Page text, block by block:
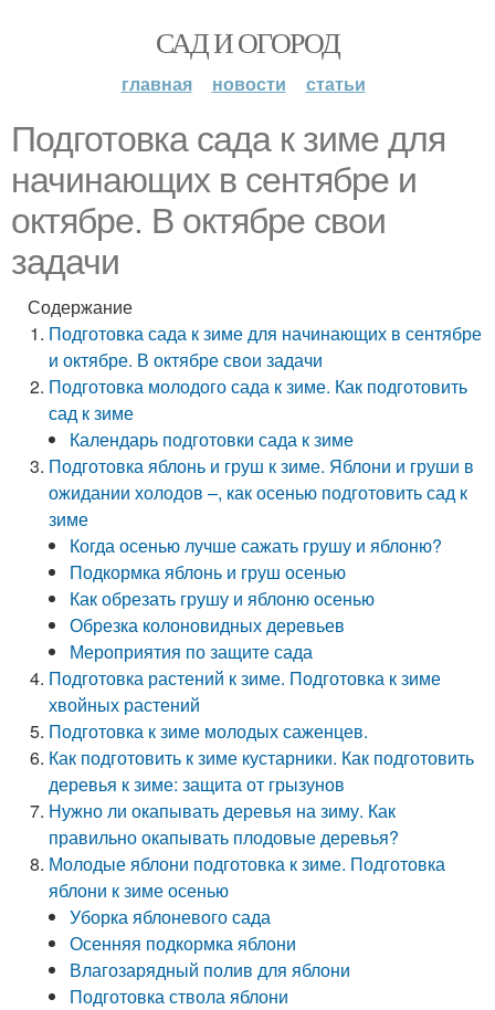
САД И ОГОРОД
главная новости статьи
Подготовка сада к зиме для
начинающих в сентябре и
октябре. В октябре свои
задачи
Содержание
Подготовка сада к зиме для начинающих в сентябре
и октябре. В октябре свои задачи
Подготовка молодого сада к зиме. Как подготовить
сад к зиме
Календарь подготовки сада к зиме
Подготовка яблонь и груш к зиме. Яблони и груши в
ожидании холодов –, как осенью подготовить сад к
зиме
Когда осенью лучше сажать грушу и яблоню?
Подкормка яблонь и груш осенью
Как обрезать грушу и яблоню осенью
Обрезка колоновидных деревьев
Мероприятия по защите сада
Подготовка растений к зиме. Подготовка к зиме
хвойных растений
Подготовка к зиме молодых саженцев.
Как подготовить к зиме кустарники. Как подготовить
деревья к зиме: защита от грызунов
Нужно ли окапывать деревья на зиму. Как
правильно окапывать плодовые деревья?
Молодые яблони подготовка к зиме. Подготовка
яблони к зиме осенью
Уборка яблоневого сада
Осенняя подкормка яблони
Влагозарядный полив для яблони
Подготовка ствола яблони